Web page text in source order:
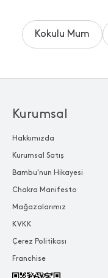
Kokulu Mum
Kurumsal
Hakkımızda
Kurumsal Satış
Bambu'nun Hikayesi
Chakra Manifesto
Mağazalarımız
KVKK
Çerez Politikası
Franchise